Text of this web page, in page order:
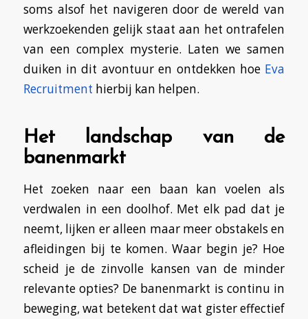
soms alsof het navigeren door de wereld van
werkzoekenden gelijk staat aan het ontrafelen
van een complex mysterie. Laten we samen
duiken in dit avontuur en ontdekken hoe Eva
Recruitment hierbij kan helpen.
Het landschap van de
banenmarkt
Het zoeken naar een baan kan voelen als
verdwalen in een doolhof. Met elk pad dat je
neemt, lijken er alleen maar meer obstakels en
afleidingen bij te komen. Waar begin je? Hoe
scheid je de zinvolle kansen van de minder
relevante opties? De banenmarkt is continu in
beweging, wat betekent dat wat gister effectief